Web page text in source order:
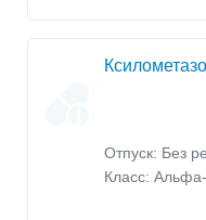
Отпуск: Без
Класс: